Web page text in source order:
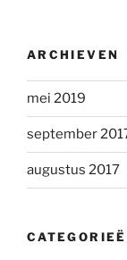
ARCHIEVEN
mei 2019
september
augustus 2017